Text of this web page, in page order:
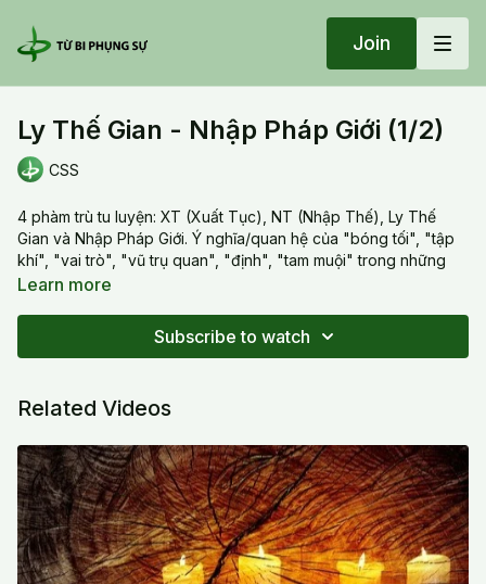
Join
Ly Thế Gian - Nhập Pháp Giới (1/2)
CSS
4 phàm trù tu luyện: XT (Xuất Tục), NT (Nhập Thế), Ly Thế
Gian và Nhập Pháp Giới. Ý nghĩa/quan hệ của "bóng tối", "tập
khí", "vai trò", "vũ trụ quan", "định", "tam muội" trong những
phàm trù trên. Đặc biệt phân tích 2 cách tu: "có" và "là".
Learn more
Subscribe to watch
Related Videos